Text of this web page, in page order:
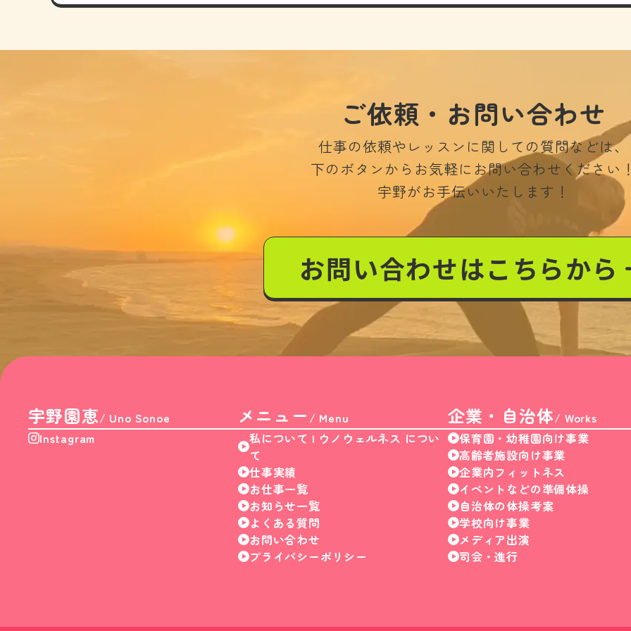
ご依頼・お問い合わせ
仕事の依頼やレッスンに関しての質問などは、
下のボタンからお気軽にお問い合わせください
宇野がお手伝いいたします！
お問い合わせはこちらから
宇野園恵/ Uno Sonoe
Instagram
メニュー / Menu
私について | ウノウェルネス につい
て
仕事実績
お仕事一覧
お知らせ一覧
よくある質問
お問い合わせ
プライバシーポリシー
企業・自治体/ Works
保育園・幼稚園向け事業
高齢者施設向け事業
企業内フィットネス
イベントなどの準備体操
自治体の体操考案
学校向け事業
メディア出演
司会・進行